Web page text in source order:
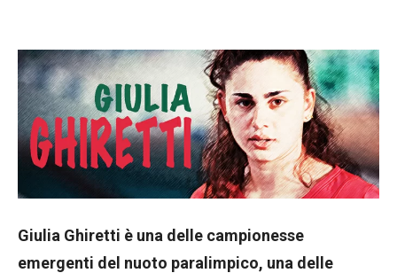
Giulia Ghiretti è una delle campionesse
emergenti del nuoto paralimpico, una delle